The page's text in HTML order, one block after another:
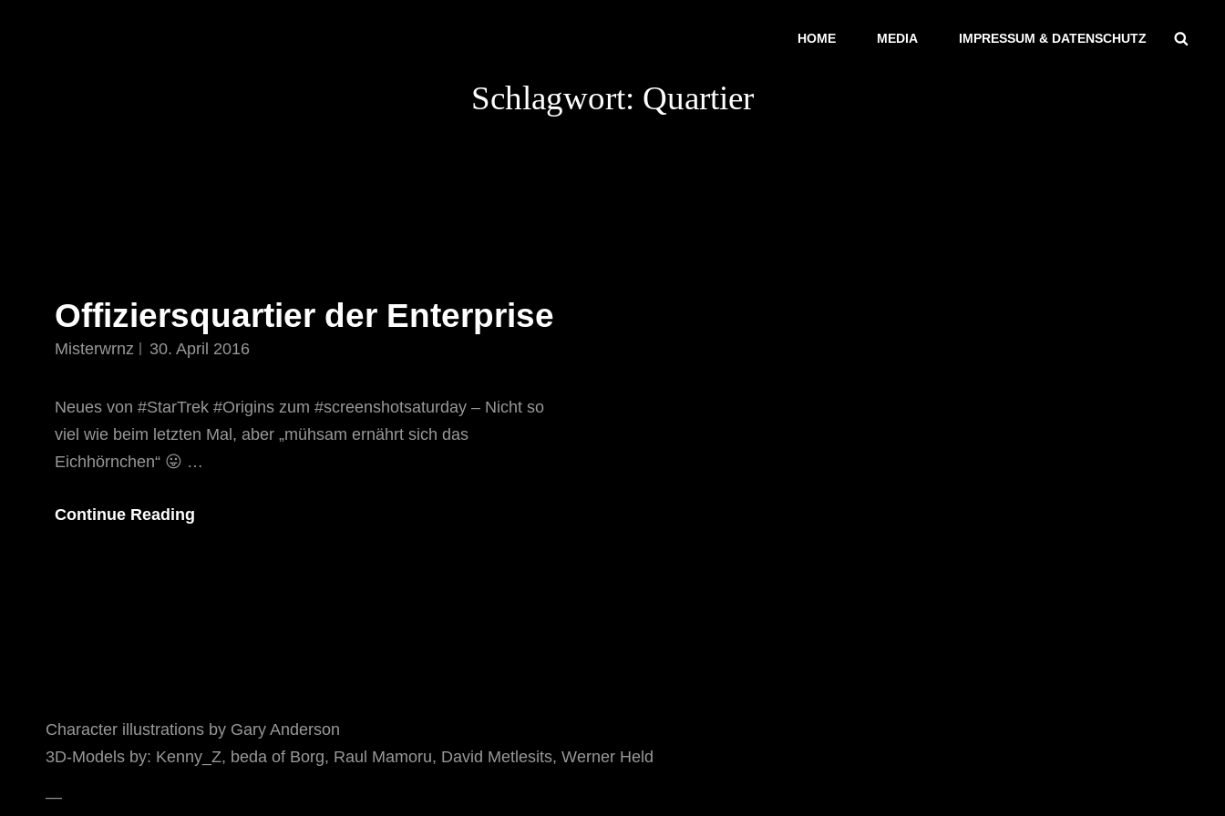
HOME MEDIA IMPRESSUM & DATENSCHUTZ
Schlagwort: Quartier
Offiziersquartier der Enterprise
Misterwrnz 30. April 2016
Neues von #StarTrek #Origins zum #screenshotsaturday – Nicht so
viel wie beim letzten Mal, aber „mühsam ernährt sich das
Eichhörnchen“ 😛 …
Continue Reading
Character illustrations by Gary Anderson
3D-Models by: Kenny_Z, beda of Borg, Raul Mamoru, David Metlesits, Werner Held
—